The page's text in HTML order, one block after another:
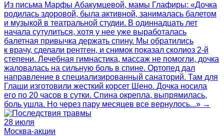
Из письма Марфы Абакумцевой, мамы Глафиры: «Дочка
родилась здоровой, была активной, занималась балетом
и музыкой в театральной студии. В одиннадцать лет
начала сутулиться, хотя у нее уже выработалась
балетная привычка держать спину. Мы обратились
к врачу, сделали рентген, и снимок показал сколиоз 2-й
степени. Лечебная гимнастика, массаж не помогли, дочка
жаловалась на сильную боль в спине. Ортопед дал
направление в специализированный санаторий. Там для
Глаши изготовили жесткий корсет Шено. Дочка носила
его по 20 часов в сутки. Спина окрепла, выпрямилась,
боль ушла. Но через пару месяцев все вернулось...» →
28 июля
Москва-акции